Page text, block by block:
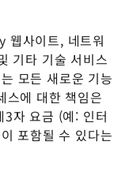
웹사이트, 네트워
기타 기술 서비스
모든 새로운 기능
스에 대한 책임은
3자 요금 (예: 인터
포함될 수 있다는